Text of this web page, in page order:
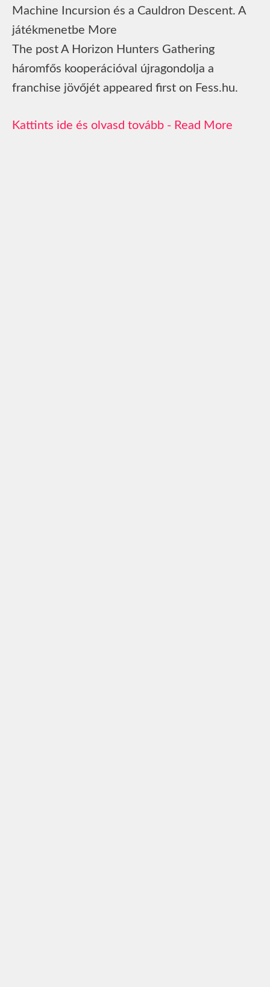
Machine Incursion és a Cauldron Descent. A
játékmenetbe More
The post A Horizon Hunters Gathering
háromfős kooperációval újragondolja a
franchise jövőjét appeared first on Fess.hu.
Read More